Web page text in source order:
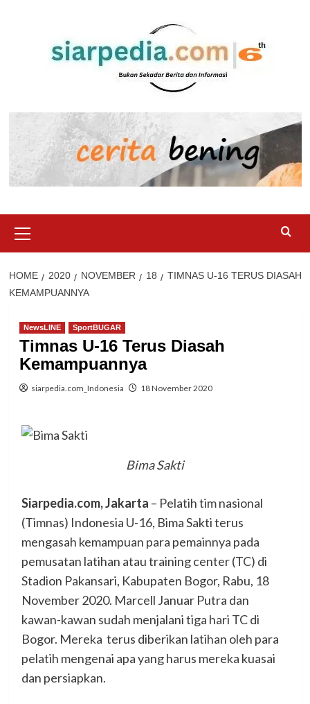
Menu
HOME 2020 NOVEMBER 18
TIMNAS U-16 TERUS DIASAH
KEMAMPUANNYA
NewsLINE SportBUGAR
Timnas U-16 Terus Diasah
Kemampuannya
siarpedia.com_Indonesia 18 November 2020
Bima Sakti
Siarpedia.com, Jakarta – Pelatih tim nasional
(Timnas) Indonesia U-16, Bima Sakti terus
mengasah kemampuan para pemainnya pada
pemusatan latihan atau training center (TC) di
Stadion Pakansari, Kabupaten Bogor, Rabu, 18
November 2020. Marcell Januar Putra dan
kawan-kawan sudah menjalani tiga hari TC di
Bogor. Mereka terus diberikan latihan oleh para
pelatih mengenai apa yang harus mereka kuasai
dan persiapkan.